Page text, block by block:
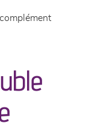
complément